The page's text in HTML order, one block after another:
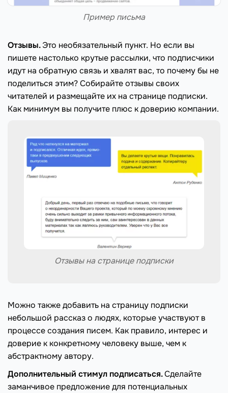
Пример письма
Отзывы.Это необязательный пункт. Но если вы
пишете настолько крутые рассылки, что подписчики
идут на обратную связь и хвалят вас, то почему бы не
поделиться этим? Собирайте отзывы своих
читателей и размещайте их на странице подписки.
Как минимум вы получите плюс к доверию компании.
Отзывы на странице подписки
Можно также добавить на страницу подписки
небольшой рассказ о людях, которые участвуют в
процессе создания писем. Как правило, интерес и
доверие к конкретному человеку выше, чем к
абстрактному автору.
Дополнительный стимул подписаться.Сделайте
заманчивое предложение для потенциальных